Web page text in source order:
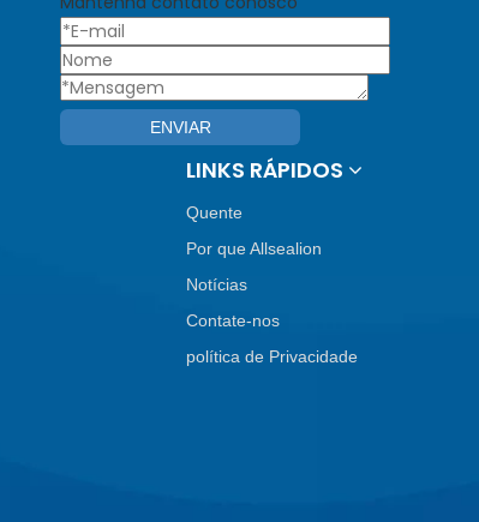
ENVIAR
LINKS RÁPIDOS
Quente
Por que Allsealion
Notícias
Contate-nos
política de Privacidade